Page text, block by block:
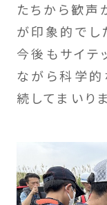
たちから歓声
が印象的でし
今後もサイテ
ながら科学
続してまいり